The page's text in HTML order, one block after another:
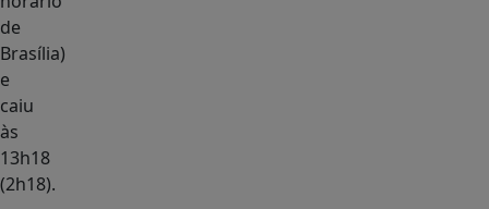
de
Brasília)
e
caiu
às
13h18
(2h18).